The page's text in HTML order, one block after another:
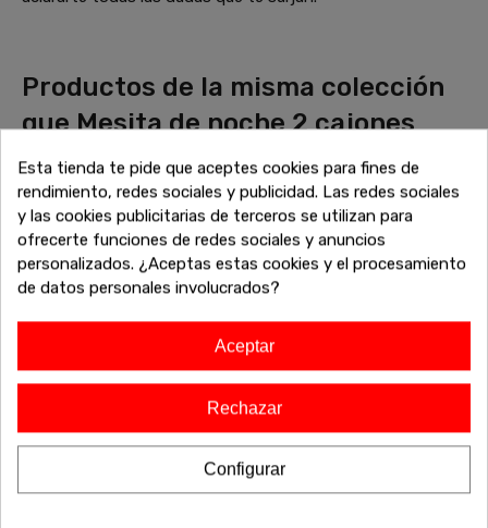
Productos de la misma colección
que Mesita de noche 2 cajones
Aura
Descubre más piezas que combinan perfectamente con tu
elección. Explora la colección completa de sofás, mesas,
armarios y otros muebles diseñados para complementar tu
hogar con un estilo cohesivo y elegante. Encuentra el
equilibrio perfecto entre estética y funcionalidad, y dale un
-20% -20%
Esta tienda te pide que aceptes cookies para fines de
rendimiento, redes sociales y publicidad. Las redes sociales
y las cookies publicitarias de terceros se utilizan para
ofrecerte funciones de redes sociales y anuncios
personalizados. ¿Aceptas estas cookies y el procesamiento
de datos personales involucrados?
Aceptar
Rechazar
Configurar